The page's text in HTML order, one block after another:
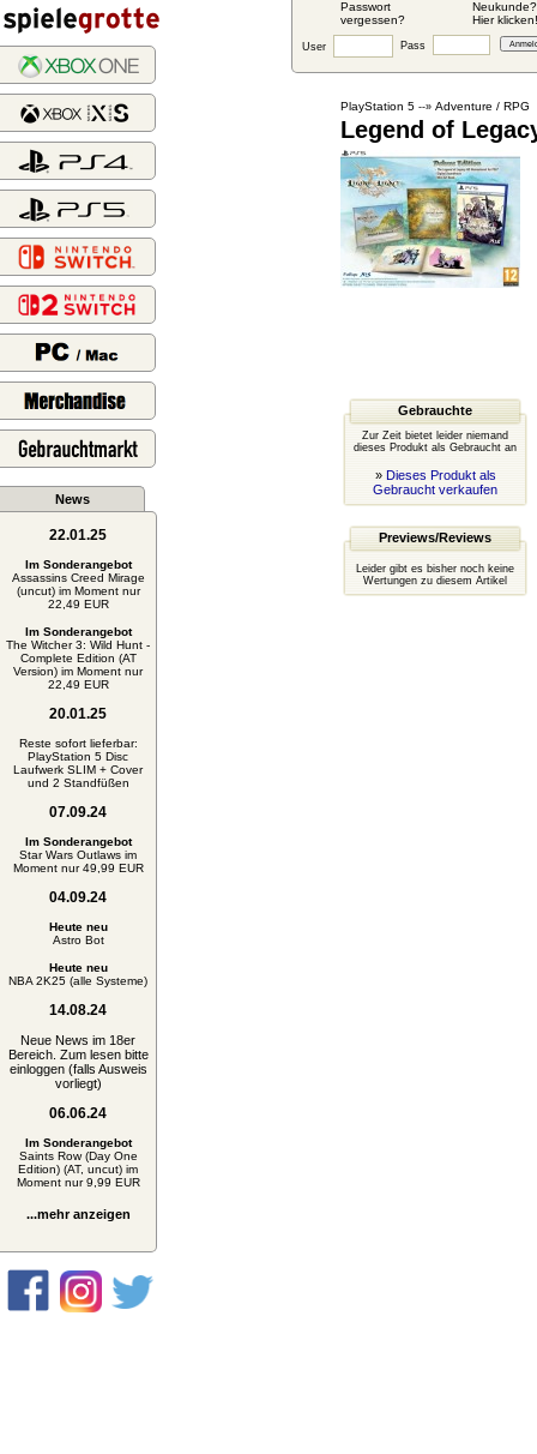
Passwort
vergessen?
Neukunde?
Hier klicken!
User Pass
News
22.01.25
Im Sonderangebot
Assassins Creed Mirage
(uncut) im Moment nur
22,49 EUR
Im Sonderangebot
The Witcher 3: Wild Hunt -
Complete Edition (AT
Version) im Moment nur
22,49 EUR
20.01.25
Reste sofort lieferbar:
PlayStation 5 Disc
Laufwerk SLIM + Cover
und 2 Standfüßen
07.09.24
Im Sonderangebot
Star Wars Outlaws im
Moment nur 49,99 EUR
04.09.24
Heute neu
Astro Bot
Heute neu
NBA 2K25 (alle Systeme)
14.08.24
Neue News im 18er
Bereich. Zum lesen bitte
einloggen (falls Ausweis
vorliegt)
06.06.24
Im Sonderangebot
Saints Row (Day One
Edition) (AT, uncut) im
Moment nur 9,99 EUR
...mehr anzeigen
PlayStation 5 --» Adventure / RPG
Legend of
Gebrauchte
Zur Zeit bietet leider niemand
dieses Produkt als Gebraucht an
» Dieses Produkt als
Gebraucht verkaufen
Previews/Reviews
Leider gibt es bisher noch keine
Wertungen zu diesem Artikel